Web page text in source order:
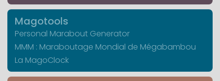
Magotools
Personal Marabout Generator
MMM : Maraboutage Mondial de Mégabambou
La MagoClock